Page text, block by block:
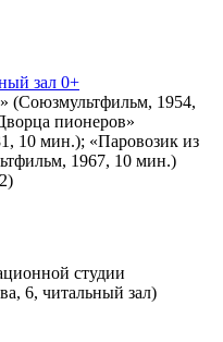
зал 0+
(Союзмультфильм, 1954,
пионеров»
10 мин.); «Паровозик из
1967, 10 мин.)
студии
6, читальный зал)